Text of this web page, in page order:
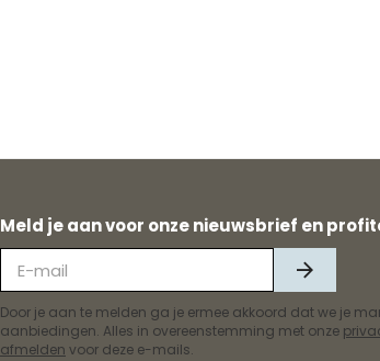
Meld je aan voor onze nieuwsbrief en
Door je aan te melden ga je ermee akkoord dat we je
aanbiedingen. Alles in overeenstemming met onze
afmelden voor deze e-mails.